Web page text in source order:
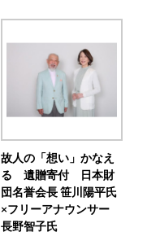
故人の「想い」かなえ
る 遺贈寄付 日本財
団名誉会長 笹川陽平氏
×フリーアナウンサー
長野智子氏